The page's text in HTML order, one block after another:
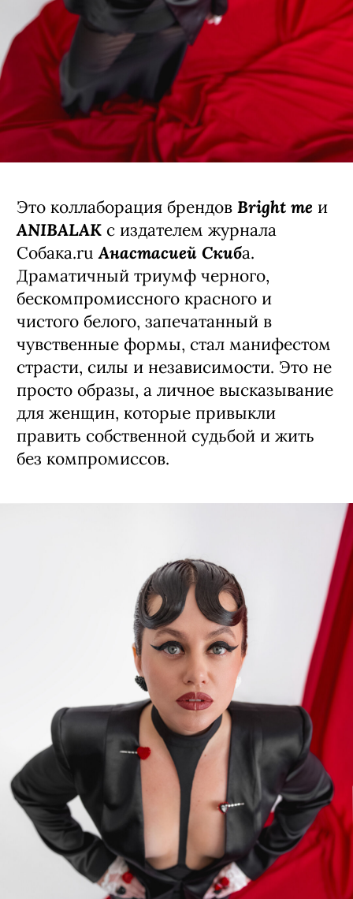
Это коллаборация брендов Bright me и
ANIBALAK с издателем журнала
Собака.ru Анастасией Скиба.
Драматичный триумф черного,
бескомпромиссного красного и
чистого белого, запечатанный в
чувственные формы, стал манифестом
страсти, силы и независимости. Это не
просто образы, а личное высказывание
для женщин, которые привыкли
править собственной судьбой и жить
без компромиссов.